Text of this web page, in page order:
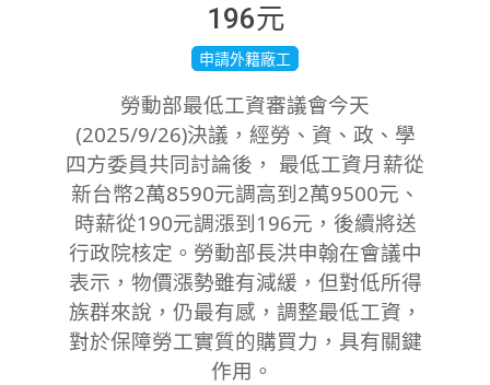
196元
申請外籍廠工
勞動部最低工資審議會今天
(2025/9/26)決議，經勞、資、政、學
四方委員共同討論後， 最低工資月薪從
新台幣2萬8590元調高到2萬9500元、
時薪從190元調漲到196元，後續將送
行政院核定。勞動部長洪申翰在會議中
表示，物價漲勢雖有減緩，但對低所得
族群來說，仍最有感，調整最低工資，
對於保障勞工實質的購買力，具有關鍵
作用。